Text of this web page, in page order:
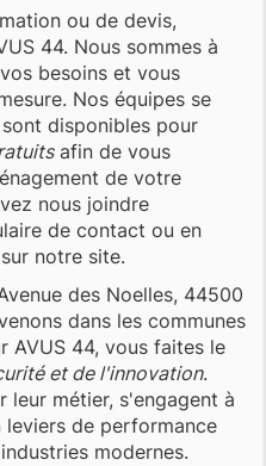
ou de devis,
44. Nous sommes à
besoins et vous
Nos équipes se
disponibles pour
afin de vous
de votre
nous joindre
de contact ou en
notre site.
des Noelles, 44500
dans les communes
AVUS 44, vous faites le
et de l'innovation.
leur métier, s'engagent à
de performance
modernes.